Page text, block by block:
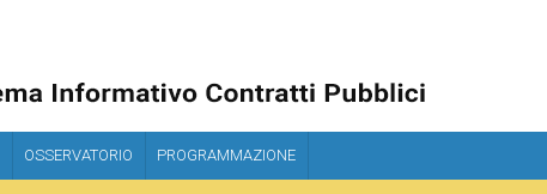
OSSERVATORIO PROGRAMMAZIONE